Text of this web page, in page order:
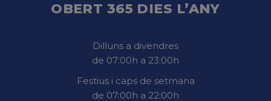
OBERT 365 DIES L’ANY
Dilluns a divendres
de 07:00h a 23:00h
Festius i caps de setmana
de 07:00h a 22:00h